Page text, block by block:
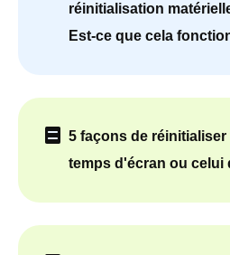
réinitialisation
Est-ce que cela
5 façons de
temps d'écran ou celui